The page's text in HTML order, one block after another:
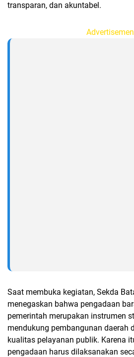
transparan, dan akuntabel.
Saat membuka kegiatan, Sekda
menegaskan bahwa pengadaan
pemerintah merupakan instrumen
mendukung pembangunan daerah
kualitas pelayanan publik. Karena
pengadaan harus dilaksanakan